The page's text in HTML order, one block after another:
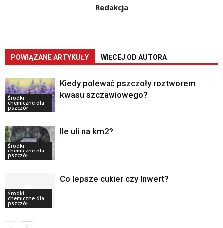
Redakcja
POWIĄZANE ARTYKUŁY WIĘCEJ OD AUTORA
Środki
chemiczne dla
pszczół
Kiedy polewać pszczoły roztworem
kwasu szczawiowego?
Środki
chemiczne dla
pszczół
Ile uli na km2?
Środki
chemiczne dla
pszczół
Co lepsze cukier czy Inwert?